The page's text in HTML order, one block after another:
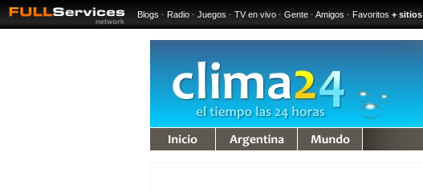
Blogs · Radio · Juegos · TV en vivo · Gente · Amigos · Favoritos + sitios